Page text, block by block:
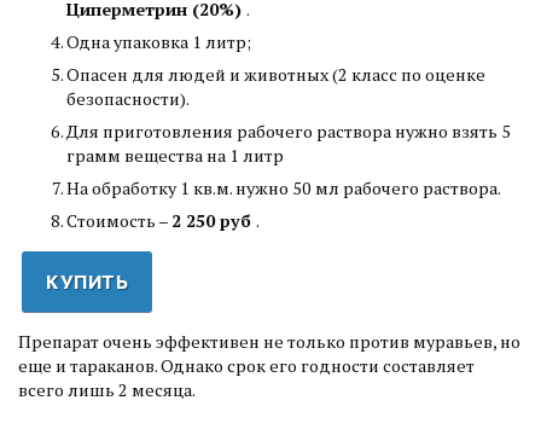
Циперметрин (20%) .
Одна упаковка 1 литр;
Опасен для людей и животных (2 класс по оценке
безопасности).
Для приготовления рабочего раствора нужно взять 5
грамм вещества на 1 литр
На обработку 1 кв.м. нужно 50 мл рабочего раствора.
Стоимость – 2 250 руб .
КУПИТЬ
Препарат очень эффективен не только против муравьев, но
еще и тараканов. Однако срок его годности составляет
всего лишь 2 месяца.